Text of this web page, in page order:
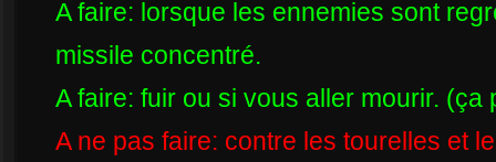
A faire: lorsque les ennemies sont
missile concentré.
A faire: fuir ou si vous aller mourir. (ça
A ne pas faire: contre les tourelles et